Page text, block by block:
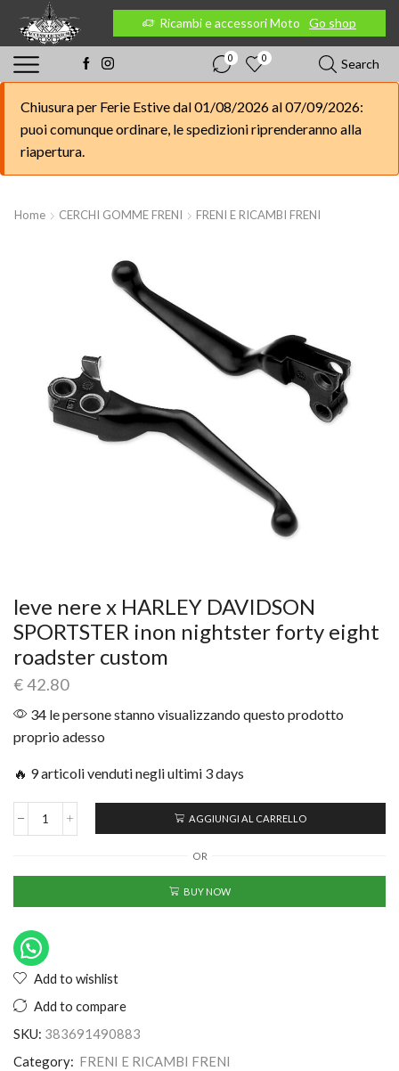
Go shop Ricambi e accessori Moto Go shop
0 0 Search
Chiusura per Ferie Estive dal 01/08/2026 al 07/09/2026:
puoi comunque ordinare, le spedizioni riprenderanno alla
riapertura.
Home CERCHI GOMME FRENI FRENI E RICAMBI FRENI
leve nere x HARLEY DAVIDSON
SPORTSTER inon nightster forty eight
roadster custom
€42.80
34 le persone stanno visualizzando questo prodotto
proprio adesso
🔥 9 articoli venduti negli ultimi 3 days
AGGIUNGI AL CARRELLO
OR
BUY NOW
Add to wishlist
Add to compare
SKU: 383691490883
Category: FRENI E RICAMBI FRENI